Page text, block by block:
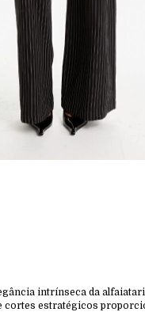
intrínseca da
cortes estratégicos